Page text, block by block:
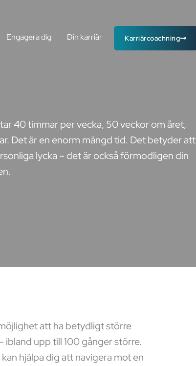
Engagera dig Din karriär Karriärcoachning
40 timmar per vecka, 50 veckor om året,
Det är en enorm mängd tid. Det betyder att
lycka – det är också förmodligen din
att ha betydligt större
ibland upp till 100 gånger större.
hjälpa dig att navigera mot en